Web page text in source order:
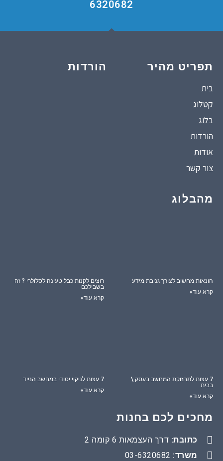
6320682
תפריט מהיר
בית
קטלוג
בלוג
הורדות
אודות
צור קשר
הורדות
מהבלוג
הונאות מחשוב לצורך גניבת מידע
קרא עוד»
רוצים לקנות כבל טעינה לסלולרי ? זה
בשבילכם
קרא עוד»
7 עצות לתחזוקת המחשב בעסק \
בבית
קרא עוד»
7 עצות לניקוי יסודי במחשב הנייד
קרא עוד»
מחכים לכם בחנות
כתובת: דרך העצמאות 6 קומה 2
משרד: